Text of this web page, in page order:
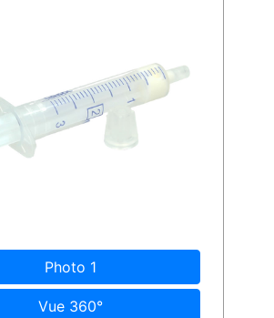
Photo 1
Vue 360°